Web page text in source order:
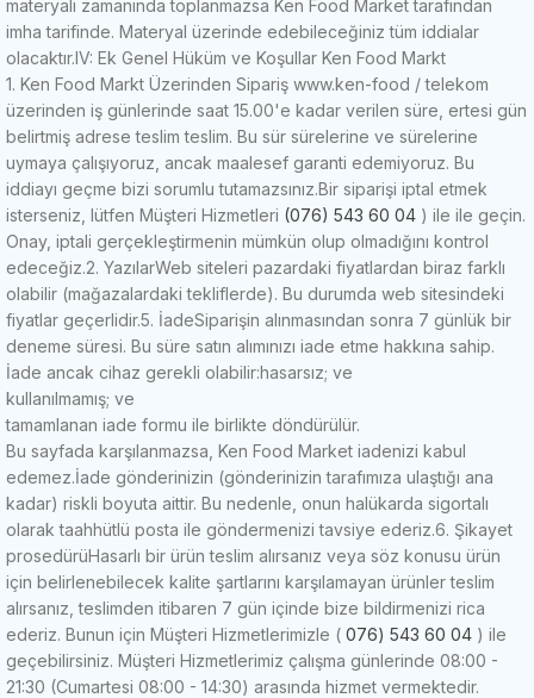
materyali zamanında toplanmazsa Ken Food Market tarafından
imha tarifinde. Materyal üzerinde edebileceğiniz tüm iddialar
olacaktır.IV: Ek Genel Hüküm ve Koşullar Ken Food Markt
1. Ken Food Markt Üzerinden Sipariş www.ken-food / telekom
üzerinden iş günlerinde saat 15.00'e kadar verilen süre, ertesi gün
belirtmiş adrese teslim teslim. Bu sür sürelerine ve sürelerine
uymaya çalışıyoruz, ancak maalesef garanti edemiyoruz. Bu
iddiayı geçme bizi sorumlu tutamazsınız.Bir siparişi iptal etmek
isterseniz, lütfen Müşteri Hizmetleri (076) 543 60 04 ) ile ile geçin.
Onay, iptali gerçekleştirmenin mümkün olup olmadığını kontrol
edeceğiz.2. YazılarWeb siteleri pazardaki fiyatlardan biraz farklı
olabilir (mağazalardaki tekliflerde). Bu durumda web sitesindeki
fiyatlar geçerlidir.5. İadeSiparişin alınmasından sonra 7 günlük bir
deneme süresi. Bu süre satın alımınızı iade etme hakkına sahip.
İade ancak cihaz gerekli olabilir:hasarsız; ve
kullanılmamış; ve
tamamlanan iade formu ile birlikte döndürülür.
Bu sayfada karşılanmazsa, Ken Food Market iadenizi kabul
edemez.İade gönderinizin (gönderinizin tarafımıza ulaştığı ana
kadar) riskli boyuta aittir. Bu nedenle, onun halükarda sigortalı
olarak taahhütlü posta ile göndermenizi tavsiye ederiz.6. Şikayet
prosedürüHasarlı bir ürün teslim alırsanız veya söz konusu ürün
için belirlenebilecek kalite şartlarını karşılamayan ürünler teslim
alırsanız, teslimden itibaren 7 gün içinde bize bildirmenizi rica
ederiz. Bunun için Müşteri Hizmetlerimizle ( 076) 543 60 04 ) ile
geçebilirsiniz. Müşteri Hizmetlerimiz çalışma günlerinde 08:00 -
21:30 (Cumartesi 08:00 - 14:30) arasında hizmet vermektedir.